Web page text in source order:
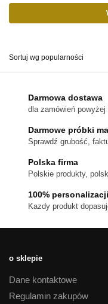
Darmowa dostawa
dla zamówień powyżej
Darmowe próbki
Sprawdź grubość,
Polska firma
Polskie produkty,
100% personalizacji
Kazdy produkt
o sklepie
Dane kontaktowe
Regulamin zakupów